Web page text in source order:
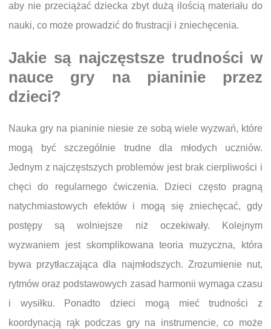
aby nie przeciążać dziecka zbyt dużą ilością materiału do
nauki, co może prowadzić do frustracji i zniechęcenia.
Jakie są najczęstsze trudności w
nauce gry na pianinie przez
dzieci?
Nauka gry na pianinie niesie ze sobą wiele wyzwań, które
mogą być szczególnie trudne dla młodych uczniów.
Jednym z najczęstszych problemów jest brak cierpliwości i
chęci do regularnego ćwiczenia. Dzieci często pragną
natychmiastowych efektów i mogą się zniechęcać, gdy
postępy są wolniejsze niż oczekiwały. Kolejnym
wyzwaniem jest skomplikowana teoria muzyczna, która
bywa przytłaczająca dla najmłodszych. Zrozumienie nut,
rytmów oraz podstawowych zasad harmonii wymaga czasu
i wysiłku. Ponadto dzieci mogą mieć trudności z
koordynacją rąk podczas gry na instrumencie, co może